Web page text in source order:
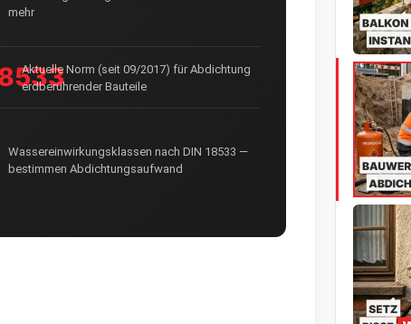
mehr
Aktuelle Norm (seit 09/2017) für Abdichtung
erdberührender Bauteile
Wassereinwirkungsklassen nach DIN 18533 —
bestimmen Abdichtungsaufwand